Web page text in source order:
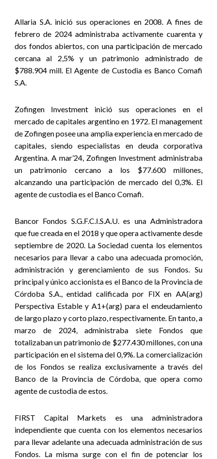
Allaria S.A. inició sus operaciones en 2008. A fines de
febrero de 2024 administraba activamente cuarenta y
dos fondos abiertos, con una participación de mercado
cercana al 2,5% y un patrimonio administrado de
$788.904 mill. El Agente de Custodia es Banco Comafi
S.A.
Zofingen Investment inició sus operaciones en el
mercado de capitales argentino en 1972. El management
de Zofingen posee una amplia experiencia en mercado de
capitales, siendo especialistas en deuda corporativa
Argentina. A mar’24, Zofingen Investment administraba
un patrimonio cercano a los $77.600 millones,
alcanzando una participación de mercado del 0,3%. El
agente de custodia es el Banco Comafi.
Bancor Fondos S.G.F.C.I.S.A.U. es una Administradora
que fue creada en el 2018 y que opera activamente desde
septiembre de 2020. La Sociedad cuenta los elementos
necesarios para llevar a cabo una adecuada promoción,
administración y gerenciamiento de sus Fondos. Su
principal y único accionista es el Banco de la Provincia de
Córdoba S.A., entidad calificada por FIX en AA(arg)
Perspectiva Estable y A1+(arg) para el endeudamiento
de largo plazo y corto plazo, respectivamente. En tanto, a
marzo de 2024, administraba siete Fondos que
totalizaban un patrimonio de $277.430 millones, con una
participación en el sistema del 0,9%. La comercialización
de los Fondos se realiza exclusivamente a través del
Banco de la Provincia de Córdoba, que opera como
agente de custodia de estos.
FIRST Capital Markets es una administradora
independiente que cuenta con los elementos necesarios
para llevar adelante una adecuada administración de sus
Fondos. La misma surge con el fin de potenciar los